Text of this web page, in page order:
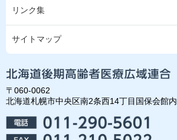
リンク集
サイトマップ
〒060-0062
北海道札幌市中央区南2条西14丁目国保会館内